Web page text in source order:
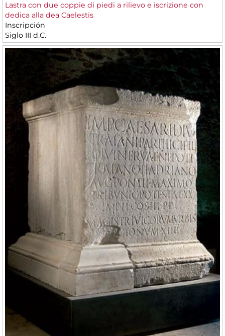
Lastra con due coppie di piedi a rilievo e iscrizione con
dedica alla dea Caelestis
Inscripción
Siglo III d.C.